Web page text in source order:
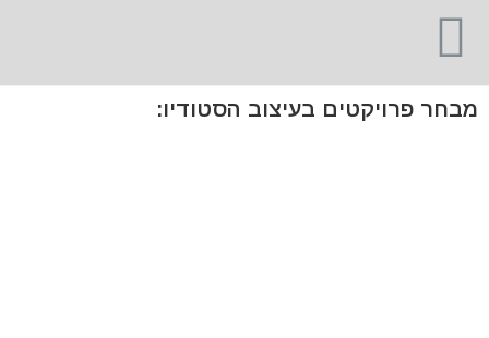
מבחר פרויקטים בעיצוב הסטודיו: